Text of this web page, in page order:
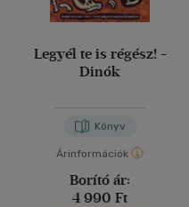
Legyél te is régész! -
Dinók
Könyv
Árinformációk
Borító ár:
4 990 Ft